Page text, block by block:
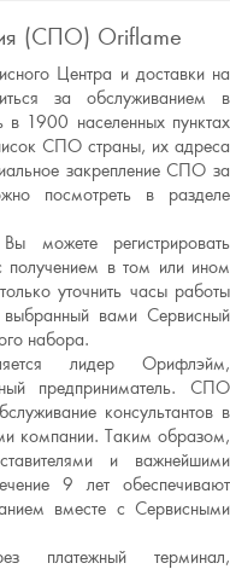
(СПО) Oriflame
Центра и доставки на
за обслуживанием в
1900 населенных пунктах
СПО страны, их адреса
закрепление СПО за
посмотреть в разделе
можете регистрировать
получением в том или ином
уточнить часы работы
вами Сервисный
набора.
лидер Орифлэйм,
предприниматель. СПО
консультантов в
компании. Таким образом,
и важнейшими
9 лет обеспечивают
вместе с Сервисными
платежный терминал,